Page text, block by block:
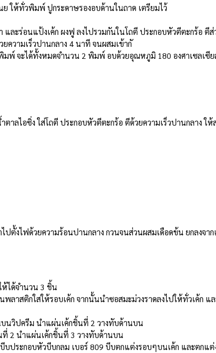
ให้ทั่วพิมพ์ ปูกระดาษรองอบด้านในถาด เตรียมไว้
ละร่อนแป้งเค้ก ผงฟู ลงไปรวมกันในโถตี ประกอบหัวตีตะกร้อ ตี
ความเร็วปานกลาง 4 นาที จนผสมเข้ากั
พ์ จะได้ทั้งหมดจำนวน 2 พิมพ์ อบด้วยอุณหภูมิ 180 องศาเซลเซี
ลไอซิ่ง ใส่โถตี ประกอบหัวตีตะกร้อ ตีด้วยความเร็วปานกลาง ใ
งไฟด้วยความร้อนปานกลาง กวนจนส่วนผสมเดือดข้น ยกลงจาก
ห้ได้จำนวน 3 ชิ้น
พลาสติกใสให้รอบเค้ก จากนั้นนำซอสมะม่วงราดลงไปให้ทั่วเค้ก
นวิปครีม นำแผ่นเค้กชิ้นที่ 2 วางทับด้านบน
ที่ 2 นำแผ่นเค้กชิ้นที่ 3 วางทับด้านบน
ประกอบหัวบีบกลม เบอร์ 809 บีบตกแต่งรอบๆบนเค้ก และตกแต่